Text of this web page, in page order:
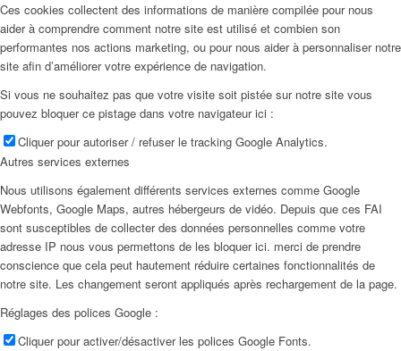
Ces cookies collectent des informations de manière compilée pour nous
aider à comprendre comment notre site est utilisé et combien son
performantes nos actions marketing, ou pour nous aider à personnaliser notre
site afin d’améliorer votre expérience de navigation.
Si vous ne souhaitez pas que votre visite soit pistée sur notre site vous
pouvez bloquer ce pistage dans votre navigateur ici :
Cliquer pour autoriser / refuser le tracking Google Analytics.
Autres services externes
Nous utilisons également différents services externes comme Google
Webfonts, Google Maps, autres hébergeurs de vidéo. Depuis que ces FAI
sont susceptibles de collecter des données personnelles comme votre
adresse IP nous vous permettons de les bloquer ici. merci de prendre
conscience que cela peut hautement réduire certaines fonctionnalités de
notre site. Les changement seront appliqués après rechargement de la page.
Réglages des polices Google :
Cliquer pour activer/désactiver les polices Google Fonts.